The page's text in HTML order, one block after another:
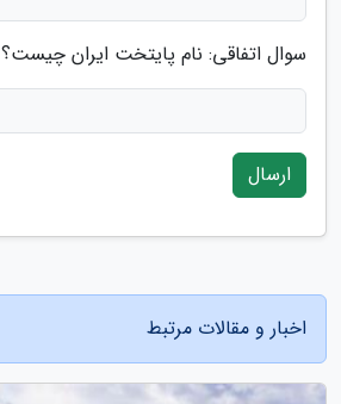
سوال اتفاقی: نام پایتخت ایران چیست؟
ارسال
اخبار و مقالات مرتبط